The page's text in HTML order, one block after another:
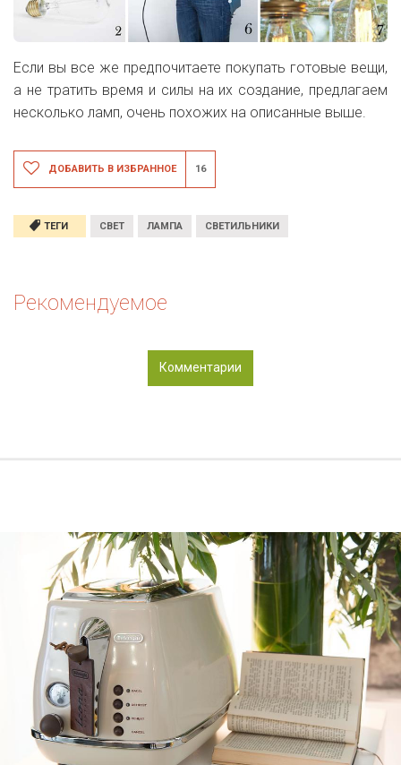
Если вы все же предпочитаете покупать готовые вещи,
а не тратить время и силы на их создание, предлагаем
несколько ламп, очень похожих на описанные выше.
ДОБАВИТЬ В ИЗБРАННОЕ 16
ТЕГИ СВЕТ ЛАМПА СВЕТИЛЬНИКИ
Рекомендуемое
Комментарии